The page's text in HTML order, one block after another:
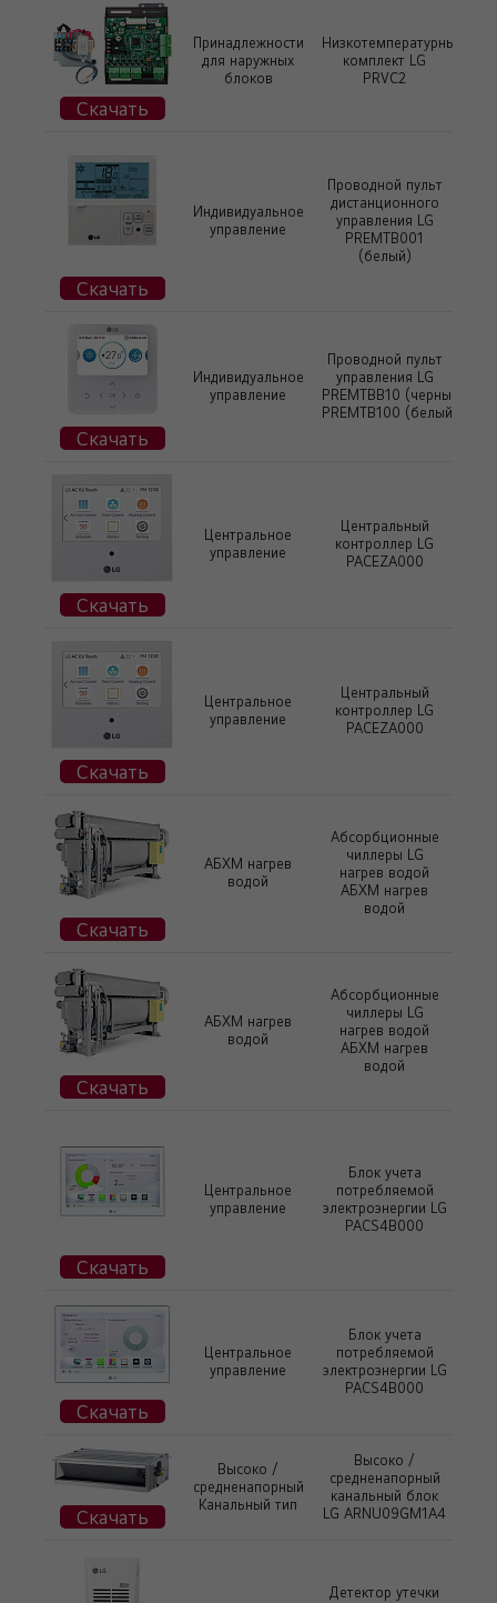
Скачать
Принадлежности
для наружных
блоков
Низкотемпературный
комплект LG
PRVC2
Скачать
Индивидуальное
управление
Проводной пульт
дистанционного
управления LG
PREMTB001
(белый)
Скачать
Индивидуальное
управление
Проводной пульт
управления LG
PREMTBB10 (черный)
PREMTB100 (белый)
Скачать
Центральное
управление
Центральный
контроллер LG
PACEZA000
Скачать
Центральное
управление
Центральный
контроллер LG
PACEZA000
Скачать
АБХМ нагрев
водой
Абсорбционные
чиллеры LG
нагрев водой
АБХМ нагрев
водой
Скачать
АБХМ нагрев
водой
Абсорбционные
чиллеры LG
нагрев водой
АБХМ нагрев
водой
Скачать
Центральное
управление
Блок учета
потребляемой
электроэнергии LG
PACS4B000
Скачать
Центральное
управление
Блок учета
потребляемой
электроэнергии LG
PACS4B000
Скачать
Высоко /
средненапорный
Канальный тип
Высоко /
средненапорный
канальный блок
LG ARNU09GM1A4
Детектор утечки